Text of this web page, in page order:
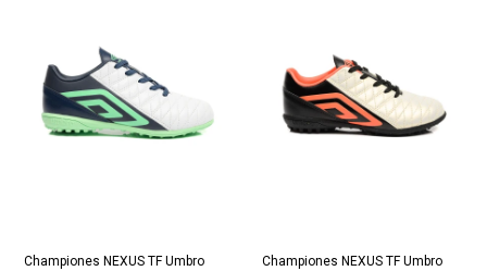
Championes NEXUS TF Umbro
Championes NEXUS TF Umbro